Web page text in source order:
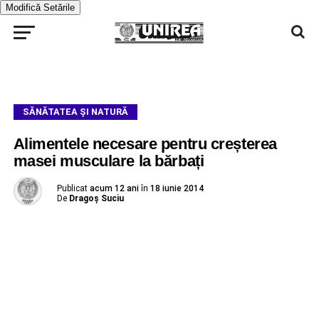
Modifică Setările
SĂNĂTATEA ȘI NATURĂ
Alimentele necesare pentru creșterea
masei musculare la bărbați
Publicat acum 12 ani în 18 iunie 2014
De Dragoş Suciu